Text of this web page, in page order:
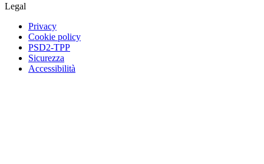
Legal
Privacy
Cookie policy
PSD2-TPP
Sicurezza
Accessibilità